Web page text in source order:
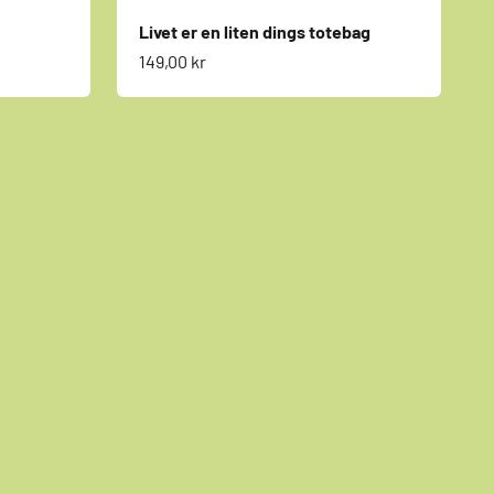
Livet er en liten dings totebag
Salgspris
149,00 kr